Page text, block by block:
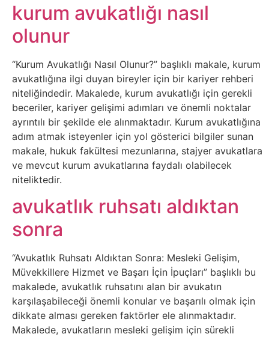
Dokümanlar
Download
E-
Devlet
Eğitim
Elektronik
Cihazlar
Facebook
Felsefe
Finans
kurum avukatlığı nasıl
olunur
“Kurum Avukatlığı Nasıl Olunur?” başlıklı makale, kurum
avukatlığına ilgi duyan bireyler için bir kariyer rehberi
niteliğindedir. Makalede, kurum avukatlığı için gerekli
beceriler, kariyer gelişimi adımları ve önemli noktalar
ayrıntılı bir şekilde ele alınmaktadır. Kurum avukatlığına
adım atmak isteyenler için yol gösterici bilgiler sunan
makale, hukuk fakültesi mezunlarına, stajyer avukatlara
ve mevcut kurum avukatlarına faydalı olabilecek
niteliktedir.
avukatlık ruhsatı aldıktan
sonra
“Avukatlık Ruhsatı Aldıktan Sonra: Mesleki Gelişim,
Müvekkillere Hizmet ve Başarı İçin İpuçları” başlıklı bu
makalede, avukatlık ruhsatını alan bir avukatın
karşılaşabileceği önemli konular ve başarılı olmak için
dikkate alması gereken faktörler ele alınmaktadır.
Makalede, avukatların mesleki gelişim için sürekli